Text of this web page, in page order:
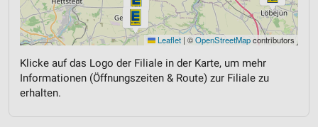
Leaflet | ©OpenStreetMapcontributors
Klicke auf das Logo der Filiale in der Karte, um mehr
Informationen (Öffnungszeiten & Route) zur Filiale zu
erhalten.